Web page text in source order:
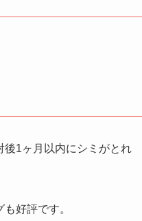
さん笑顔で好感もてました。
後1ヶ月以内にシミがとれ
好評です。